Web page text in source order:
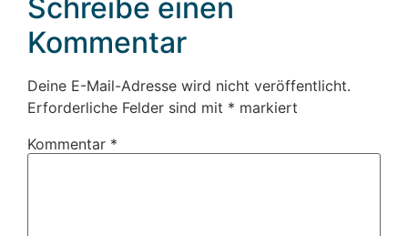
Schreibe einen
Kommentar
Deine E-Mail-Adresse wird nicht veröffentlicht.
Erforderliche Felder sind mit * markiert
Kommentar *